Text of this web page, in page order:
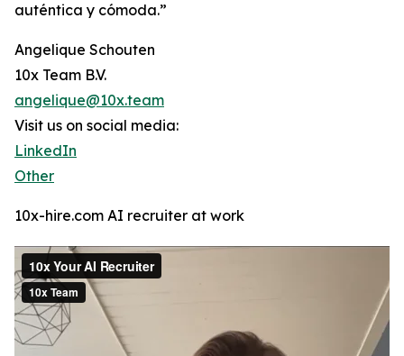
auténtica y cómoda.”
Angelique Schouten
10x Team B.V.
angelique@10x.team
Visit us on social media:
LinkedIn
Other
10x-hire.com AI recruiter at work